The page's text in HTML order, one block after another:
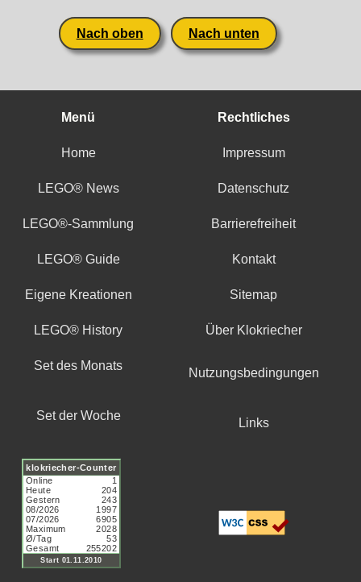
Nach oben Nach unten
Menü Rechtliches
Home Impressum
LEGO® News Datenschutz
LEGO®-Sammlung Barrierefreiheit
LEGO® Guide Kontakt
Eigene Kreationen Sitemap
LEGO® History Über Klokriecher
Set des Monats
Nutzungsbedingungen
Set der Woche
Links